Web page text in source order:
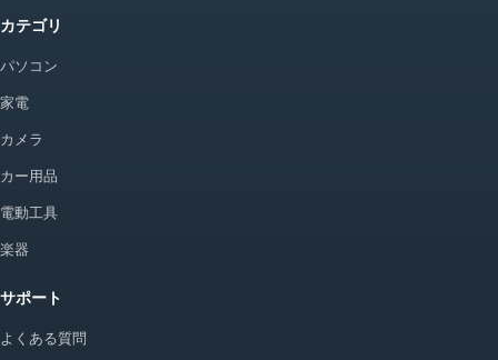
カテゴリ
パソコン
家電
カメラ
カー用品
電動工具
楽器
サポート
よくある質問